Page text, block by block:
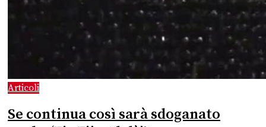
Articoli
Se continua così sarà sdoganato